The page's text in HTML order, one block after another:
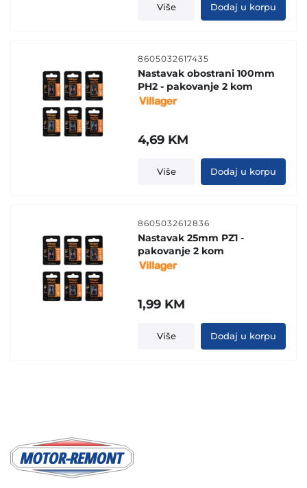
Više Dodaj u korpu
8605032617435
Nastavak obostrani 100mm
PH2 - pakovanje 2 kom
4,69 KM
Više Dodaj u korpu
8605032612836
Nastavak 25mm PZ1 -
pakovanje 2 kom
1,99 KM
Više Dodaj u korpu